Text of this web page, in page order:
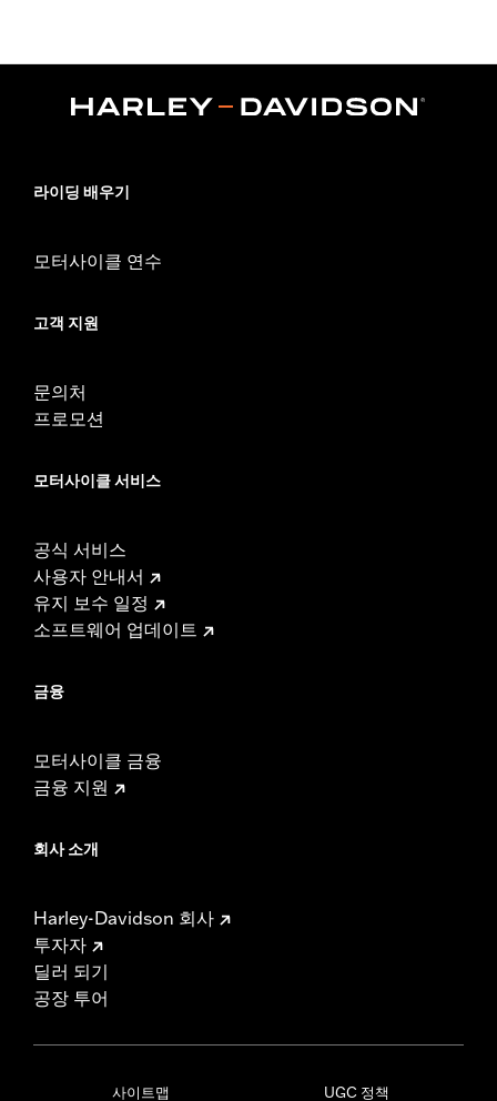
라이딩 배우기
모터사이클 연수
고객 지원
문의처
프로모션
모터사이클 서비스
공식 서비스
사용자 안내서
유지 보수 일정
소프트웨어 업데이트
금융
모터사이클 금융
금융 지원
회사 소개
Harley-Davidson 회사
투자자
딜러 되기
공장 투어
사이트맵 UGC 정책